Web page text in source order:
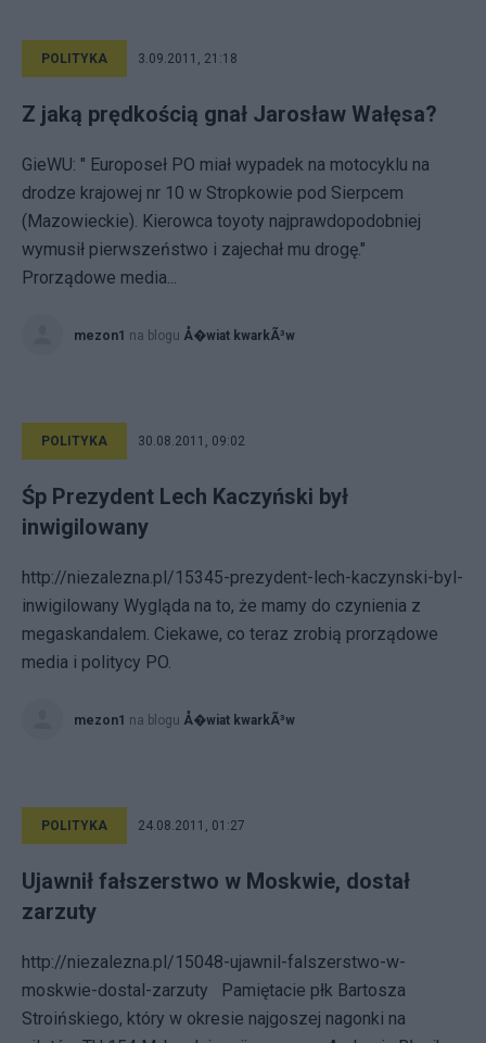
POLITYKA 3.09.2011, 21:18
Z jaką prędkością gnał Jarosław Wałęsa?
GieWU: " Europoseł PO miał wypadek na motocyklu na
drodze krajowej nr 10 w Stropkowie pod Sierpcem
(Mazowieckie). Kierowca toyoty najprawdopodobniej
wymusił pierwszeństwo i zajechał mu drogę."
Prorządowe media...
mezon1 na blogu Å�wiat kwarkÃ³w
POLITYKA 30.08.2011, 09:02
Śp Prezydent Lech Kaczyński był
inwigilowany
http://niezalezna.pl/15345-prezydent-lech-kaczynski-byl-
inwigilowany Wygląda na to, że mamy do czynienia z
megaskandalem. Ciekawe, co teraz zrobią prorządowe
media i politycy PO.
mezon1 na blogu Å�wiat kwarkÃ³w
POLITYKA 24.08.2011, 01:27
Ujawnił fałszerstwo w Moskwie, dostał
zarzuty
http://niezalezna.pl/15048-ujawnil-falszerstwo-w-
moskwie-dostal-zarzuty Pamiętacie płk Bartosza
Stroińskiego, który w okresie najgoszej nagonki na